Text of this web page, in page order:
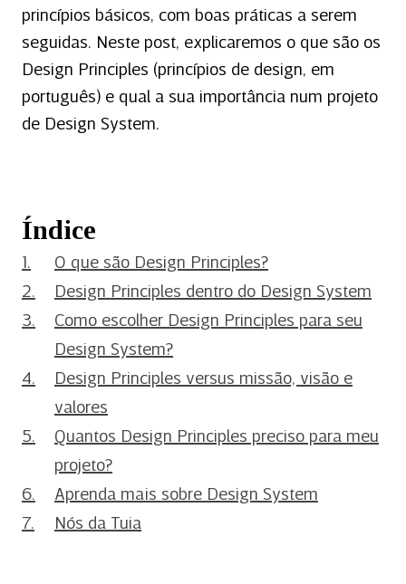
princípios básicos, com boas práticas a serem
seguidas. Neste post, explicaremos o que são os
Design Principles (princípios de design, em
português) e qual a sua importância num projeto
de Design System.
Índice
O que são Design Principles?
Design Principles dentro do Design System
Como escolher Design Principles para seu
Design System?
Design Principles versus missão, visão e
valores
Quantos Design Principles preciso para meu
projeto?
Aprenda mais sobre Design System
Nós da Tuia